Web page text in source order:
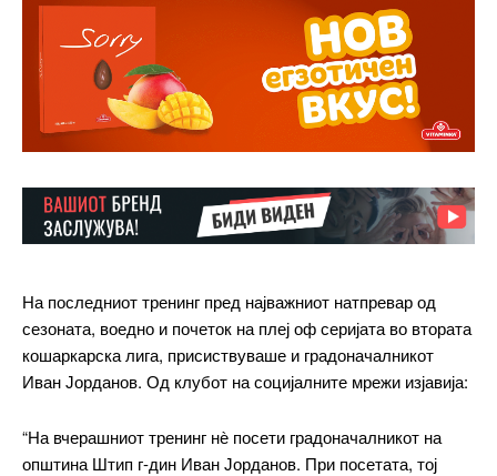
На последниот тренинг пред најважниот натпревар од
сезоната, воедно и почеток на плеј оф серијата во втората
кошаркарска лига, присиствуваше и градоначалникот
Иван Јорданов. Од клубот на социјалните мрежи изјавија:
“На вчерашниот тренинг нѐ посети градоначалникот на
општина Штип г-дин Иван Јорданов. При посетата, тој